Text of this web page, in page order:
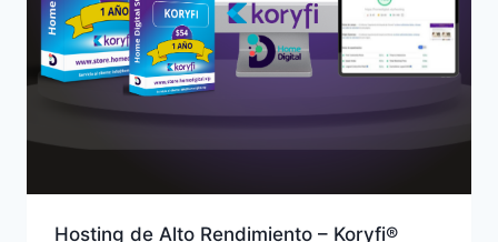
Hosting de Alto Rendimiento – Koryfi®